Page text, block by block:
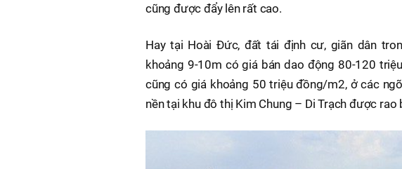
cũng được đẩy lên rất cao.
Hay tại Hoài Đức, đất tái định cư, giãn dân
khoảng 9-10m có giá bán dao động 80-120
cũng có giá khoảng 50 triệu đồng/m2, ở các
nền tại khu đô thị Kim Chung – Di Trạch được